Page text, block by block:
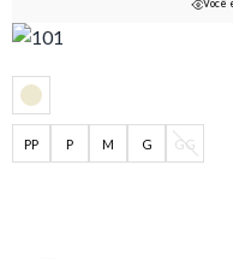
PP P M G GG